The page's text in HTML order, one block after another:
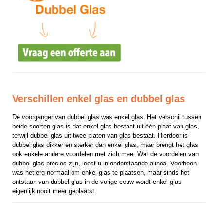
Verschillen enkel glas en dubbel glas
De voorganger van dubbel glas was enkel glas. Het verschil tussen
beide soorten glas is dat enkel glas bestaat uit één plaat van glas,
terwijl dubbel glas uit twee platen van glas bestaat. Hierdoor is
dubbel glas dikker en sterker dan enkel glas, maar brengt het glas
ook enkele andere voordelen met zich mee. Wat de voordelen van
dubbel glas precies zijn, leest u in onderstaande alinea. Voorheen
was het erg normaal om enkel glas te plaatsen, maar sinds het
ontstaan van dubbel glas in de vorige eeuw wordt enkel glas
eigenlijk nooit meer geplaatst.